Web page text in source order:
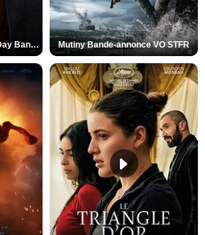
Spider-Man: Brand New Day Bande-annonce VO STFR Mutiny Bande-annonce VO STFR